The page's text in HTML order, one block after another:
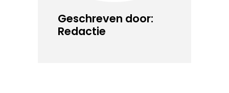
Geschreven door:
Redactie